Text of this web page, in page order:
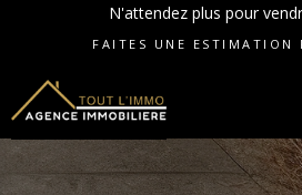
N'attendez plus pour
FAITES UNE ESTIMATION